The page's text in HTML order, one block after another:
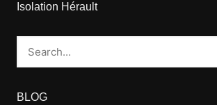
Isolation Hérault
BLOG